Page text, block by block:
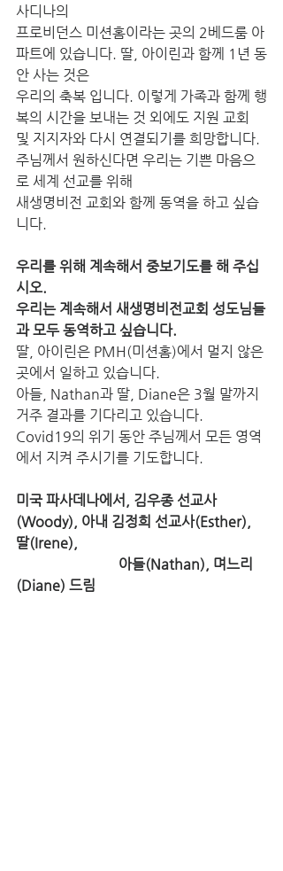
사디나의
프로비던스 미션홈이라는 곳의 2베드룸 아
파트에 있습니다. 딸, 아이린과 함께 1년 동
안 사는 것은
우리의 축복 입니다. 이렇게 가족과 함께 행
복의 시간을 보내는 것 외에도 지원 교회
및 지지자와 다시 연결되기를 희망합니다.
주님께서 원하신다면 우리는 기쁜 마음으
로 세계 선교를 위해
새생명비전 교회와 함께 동역을 하고 싶습
니다.
우리를 위해 계속해서 중보기도를 해 주십
시오.
우리는 계속해서 새생명비전교회 성도님들
과 모두 동역하고 싶습니다.
딸, 아이린은 PMH(미션홈)에서 멀지 않은
곳에서 일하고 있습니다.
아들, Nathan과 딸, Diane은 3월 말까지
거주 결과를 기다리고 있습니다.
Covid19의 위기 동안 주님께서 모든 영역
에서 지켜 주시기를 기도합니다.
미국 파사데나에서, 김우종 선교사
(Woody), 아내 김정희 선교사(Esther),
딸(Irene),
(Diane) 드림